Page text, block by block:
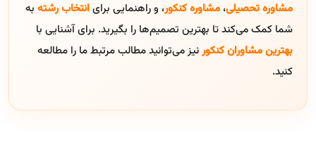
مشاوره تحصیلی، مشاوره کنکور، و راهنمایی برایانتخاب رشته به
شما کمک می‌کند تا بهترین تصمیم‌ها را بگیرید. برای آشنایی با
بهترین مشاوران کنکورنیز می‌توانید مطالب مرتبط ما را مطالعه
کنید.